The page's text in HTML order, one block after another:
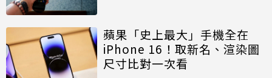
蘋果「史上最大」手機全在
iPhone 16！取新名、渲染圖
尺寸比對一次看